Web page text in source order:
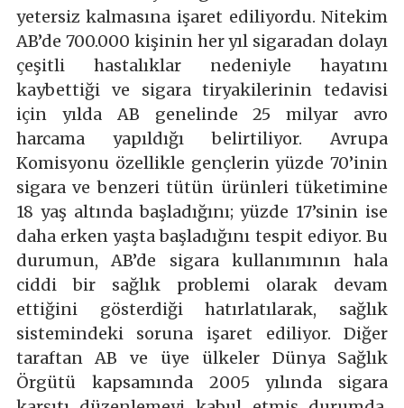
yetersiz kalmasına işaret ediliyordu. Nitekim
AB’de 700.000 kişinin her yıl sigaradan dolayı
çeşitli hastalıklar nedeniyle hayatını
kaybettiği ve sigara tiryakilerinin tedavisi
için yılda AB genelinde 25 milyar avro
harcama yapıldığı belirtiliyor. Avrupa
Komisyonu özellikle gençlerin yüzde 70’inin
sigara ve benzeri tütün ürünleri tüketimine
18 yaş altında başladığını; yüzde 17’sinin ise
daha erken yaşta başladığını tespit ediyor. Bu
durumun, AB’de sigara kullanımının hala
ciddi bir sağlık problemi olarak devam
ettiğini gösterdiği hatırlatılarak, sağlık
sistemindeki soruna işaret ediliyor. Diğer
taraftan AB ve üye ülkeler Dünya Sağlık
Örgütü kapsamında 2005 yılında sigara